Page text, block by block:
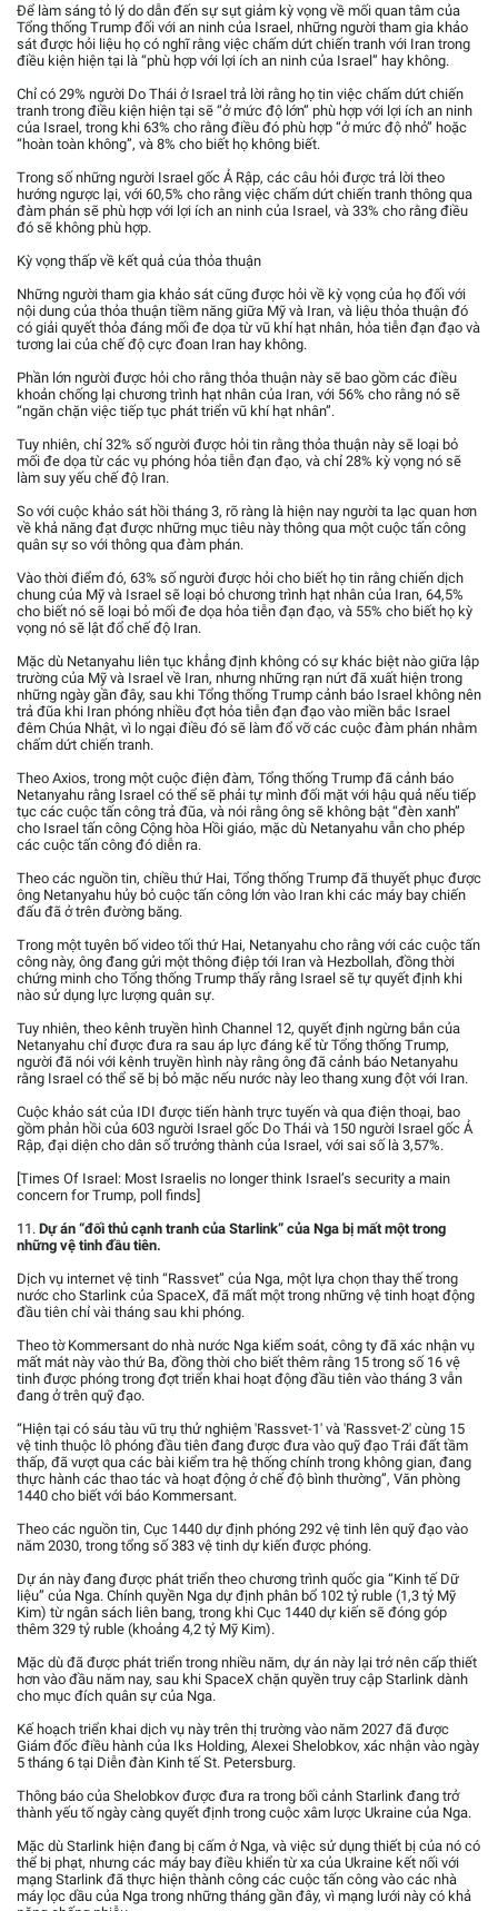
Để làm sáng tỏ lý do dẫn đến sự sụt giảm kỳ vọng về mối quan tâm của
Tổng thống Trump đối với an ninh của Israel, những người tham gia khảo
sát được hỏi liệu họ có nghĩ rằng việc chấm dứt chiến tranh với Iran trong
điều kiện hiện tại là “phù hợp với lợi ích an ninh của Israel” hay không.
Chỉ có 29% người Do Thái ở Israel trả lời rằng họ tin việc chấm dứt chiến
tranh trong điều kiện hiện tại sẽ “ở mức độ lớn” phù hợp với lợi ích an ninh
của Israel, trong khi 63% cho rằng điều đó phù hợp “ở mức độ nhỏ” hoặc
“hoàn toàn không”, và 8% cho biết họ không biết.
Trong số những người Israel gốc Ả Rập, các câu hỏi được trả lời theo
hướng ngược lại, với 60,5% cho rằng việc chấm dứt chiến tranh thông qua
đàm phán sẽ phù hợp với lợi ích an ninh của Israel, và 33% cho rằng điều
đó sẽ không phù hợp.
Kỳ vọng thấp về kết quả của thỏa thuận
Những người tham gia khảo sát cũng được hỏi về kỳ vọng của họ đối với
nội dung của thỏa thuận tiềm năng giữa Mỹ và Iran, và liệu thỏa thuận đó
có giải quyết thỏa đáng mối đe dọa từ vũ khí hạt nhân, hỏa tiễn đạn đạo và
tương lai của chế độ cực đoan Iran hay không.
Phần lớn người được hỏi cho rằng thỏa thuận này sẽ bao gồm các điều
khoản chống lại chương trình hạt nhân của Iran, với 56% cho rằng nó sẽ
“ngăn chặn việc tiếp tục phát triển vũ khí hạt nhân”.
Tuy nhiên, chỉ 32% số người được hỏi tin rằng thỏa thuận này sẽ loại bỏ
mối đe dọa từ các vụ phóng hỏa tiễn đạn đạo, và chỉ 28% kỳ vọng nó sẽ
làm suy yếu chế độ Iran.
So với cuộc khảo sát hồi tháng 3, rõ ràng là hiện nay người ta lạc quan hơn
về khả năng đạt được những mục tiêu này thông qua một cuộc tấn công
quân sự so với thông qua đàm phán.
Vào thời điểm đó, 63% số người được hỏi cho biết họ tin rằng chiến dịch
chung của Mỹ và Israel sẽ loại bỏ chương trình hạt nhân của Iran, 64,5%
cho biết nó sẽ loại bỏ mối đe dọa hỏa tiễn đạn đạo, và 55% cho biết họ kỳ
vọng nó sẽ lật đổ chế độ Iran.
Mặc dù Netanyahu liên tục khẳng định không có sự khác biệt nào giữa lập
trường của Mỹ và Israel về Iran, nhưng những rạn nứt đã xuất hiện trong
những ngày gần đây, sau khi Tổng thống Trump cảnh báo Israel không nên
trả đũa khi Iran phóng nhiều đợt hỏa tiễn đạn đạo vào miền bắc Israel
đêm Chúa Nhật, vì lo ngại điều đó sẽ làm đổ vỡ các cuộc đàm phán nhằm
chấm dứt chiến tranh.
Theo Axios, trong một cuộc điện đàm, Tổng thống Trump đã cảnh báo
Netanyahu rằng Israel có thể sẽ phải tự mình đối mặt với hậu quả nếu tiếp
tục các cuộc tấn công trả đũa, và nói rằng ông sẽ không bật “đèn xanh”
cho Israel tấn công Cộng hòa Hồi giáo, mặc dù Netanyahu vẫn cho phép
các cuộc tấn công đó diễn ra.
Theo các nguồn tin, chiều thứ Hai, Tổng thống Trump đã thuyết phục được
ông Netanyahu hủy bỏ cuộc tấn công lớn vào Iran khi các máy bay chiến
đấu đã ở trên đường băng.
Trong một tuyên bố video tối thứ Hai, Netanyahu cho rằng với các cuộc tấn
công này, ông đang gửi một thông điệp tới Iran và Hezbollah, đồng thời
chứng minh cho Tổng thống Trump thấy rằng Israel sẽ tự quyết định khi
nào sử dụng lực lượng quân sự.
Tuy nhiên, theo kênh truyền hình Channel 12, quyết định ngừng bắn của
Netanyahu chỉ được đưa ra sau áp lực đáng kể từ Tổng thống Trump,
người đã nói với kênh truyền hình này rằng ông đã cảnh báo Netanyahu
rằng Israel có thể sẽ bị bỏ mặc nếu nước này leo thang xung đột với Iran.
Cuộc khảo sát của IDI được tiến hành trực tuyến và qua điện thoại, bao
gồm phản hồi của 603 người Israel gốc Do Thái và 150 người Israel gốc Ả
Rập, đại diện cho dân số trưởng thành của Israel, với sai số là 3,57%.
[Times Of Israel: Most Israelis no longer think Israel’s security a main
concern for Trump, poll finds]
11. Dự án “đối thủ cạnh tranh của Starlink” của Nga bị mất một trong
những vệ tinh đầu tiên.
Dịch vụ internet vệ tinh “Rassvet” của Nga, một lựa chọn thay thế trong
nước cho Starlink của SpaceX, đã mất một trong những vệ tinh hoạt động
đầu tiên chỉ vài tháng sau khi phóng.
Theo tờ Kommersant do nhà nước Nga kiểm soát, công ty đã xác nhận vụ
mất mát này vào thứ Ba, đồng thời cho biết thêm rằng 15 trong số 16 vệ
tinh được phóng trong đợt triển khai hoạt động đầu tiên vào tháng 3 vẫn
đang ở trên quỹ đạo.
“Hiện tại có sáu tàu vũ trụ thử nghiệm 'Rassvet-1' và 'Rassvet-2' cùng 15
vệ tinh thuộc lô phóng đầu tiên đang được đưa vào quỹ đạo Trái đất tầm
thấp, đã vượt qua các bài kiểm tra hệ thống chính trong không gian, đang
thực hành các thao tác và hoạt động ở chế độ bình thường”, Văn phòng
1440 cho biết với báo Kommersant.
Theo các nguồn tin, Cục 1440 dự định phóng 292 vệ tinh lên quỹ đạo vào
năm 2030, trong tổng số 383 vệ tinh dự kiến được phóng.
Dự án này đang được phát triển theo chương trình quốc gia “Kinh tế Dữ
liệu” của Nga. Chính quyền Nga dự định phân bổ 102 tỷ ruble (1,3 tỷ Mỹ
Kim) từ ngân sách liên bang, trong khi Cục 1440 dự kiến sẽ đóng góp
thêm 329 tỷ ruble (khoảng 4,2 tỷ Mỹ Kim).
Mặc dù đã được phát triển trong nhiều năm, dự án này lại trở nên cấp thiết
hơn vào đầu năm nay, sau khi SpaceX chặn quyền truy cập Starlink dành
cho mục đích quân sự của Nga.
Kế hoạch triển khai dịch vụ này trên thị trường vào năm 2027 đã được
Giám đốc điều hành của Iks Holding, Alexei Shelobkov, xác nhận vào ngày
5 tháng 6 tại Diễn đàn Kinh tế St. Petersburg.
Thông báo của Shelobkov được đưa ra trong bối cảnh Starlink đang trở
thành yếu tố ngày càng quyết định trong cuộc xâm lược Ukraine của Nga.
Mặc dù Starlink hiện đang bị cấm ở Nga, và việc sử dụng thiết bị của nó có
thể bị phạt, nhưng các máy bay điều khiển từ xa của Ukraine kết nối với
mạng Starlink đã thực hiện thành công các cuộc tấn công vào các nhà
máy lọc dầu của Nga trong những tháng gần đây, vì mạng lưới này có khả